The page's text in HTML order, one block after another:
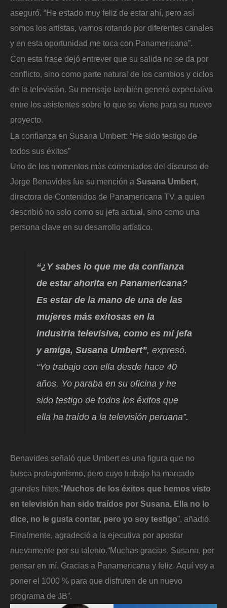
aseguró. “He estado muy feliz de estar ahí, pero así
somos los artistas, vamos rotando por diferentes canales
y en esta oportunidad me toca con Panamericana”.
Con esta frase dejó entrever que su salida no se da por
conflicto, sino como parte natural de los cambios y ciclos
de la televisión. Su mensaje también generó expectativa
entre los asistentes sobre lo que se viene para su nuevo
proyecto.
La confianza en Susana Umbert: “He sido testigo de
todos sus éxitos”
Uno de los momentos más comentados del discurso de
Jorge Benavides fue su mención a Susana Umbert,
directora de Contenidos de Panamericana TV, a quien
describió no solo como su jefa actual, sino como una
persona clave en su desarrollo artístico.
“¿Y sabes lo que me da confianza
de estar ahorita en Panamericana?
Es estar de la mano de una de las
mujeres más exitosas en la
industria televisiva, como es mi jefa
y amiga, Susana Umbert”, expresó.
“Yo trabajo con ella desde hace 40
años. Yo paraba en su oficina y he
sido testigo de todos los éxitos que
ella ha traído a la televisión peruana”.
Benavides señaló que Umbert es una figura que no
busca protagonismo, pero cuyo trabajo ha marcado
grandes hitos.“Muchos de los éxitos que hemos visto
en televisión han sido traídos por Susana. Ella no lo
dice, no le gusta contar, pero yo soy testigo”, añadió.
Finalmente, agradeció a la ejecutiva por apostar
nuevamente por su talento.“Muchas gracias, Susana, por
pensar en mí. Gracias a Panamericana y feliz. Aquí voy a
poner el 1000 % para que disfruten de un nuevo
programa de JB”.